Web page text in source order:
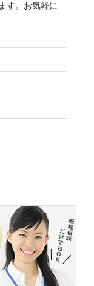
す。お気軽に